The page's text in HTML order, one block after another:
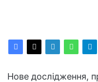
Нове дослідження,